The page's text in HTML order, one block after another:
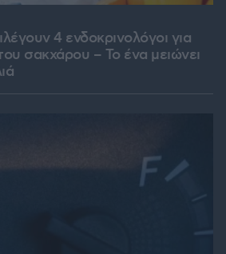
4 ενδοκρινολόγοι για
σακχάρου – Το ένα μειώνει